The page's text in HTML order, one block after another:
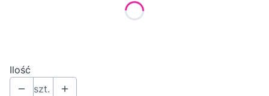
Ilość
szt.